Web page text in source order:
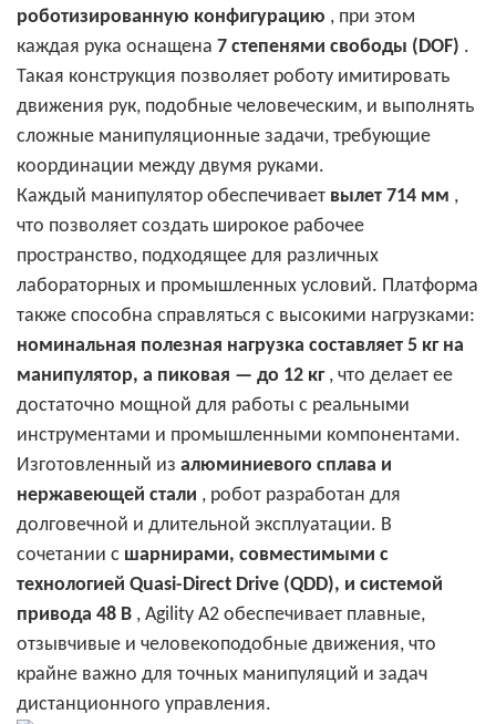
роботизированную конфигурацию , при этом
каждая рука оснащена 7 степенями свободы (DOF) .
Такая конструкция позволяет роботу имитировать
движения рук, подобные человеческим, и выполнять
сложные манипуляционные задачи, требующие
координации между двумя руками.
Каждый манипулятор обеспечивает вылет 714 мм ,
что позволяет создать широкое рабочее
пространство, подходящее для различных
лабораторных и промышленных условий. Платформа
также способна справляться с высокими нагрузками:
номинальная полезная нагрузка составляет 5 кг на
манипулятор, а пиковая — до 12 кг, что делает ее
достаточно мощной для работы с реальными
инструментами и промышленными компонентами.
Изготовленный из алюминиевого сплава и
нержавеющей стали , робот разработан для
долговечной и длительной эксплуатации. В
сочетании с шарнирами, совместимыми с
технологией Quasi-Direct Drive (QDD), и системой
привода 48 В , Agility A2 обеспечивает плавные,
отзывчивые и человекоподобные движения, что
крайне важно для точных манипуляций и задач
дистанционного управления.